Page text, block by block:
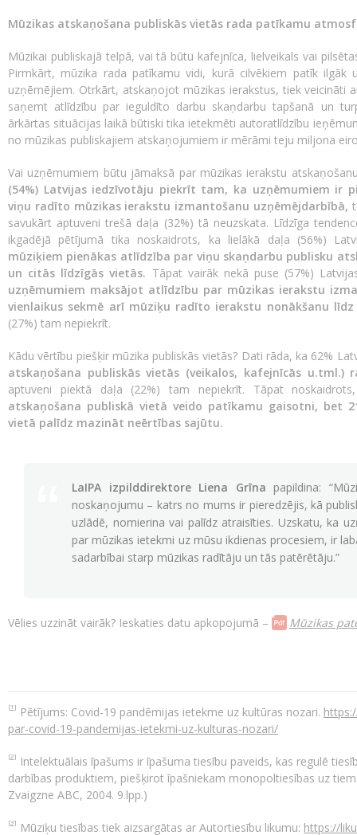
Mūzikas atskaņošana publiskās vietās rada patīkamu
Mūzikai publiskajā telpā, vai tā būtu kafejnīca, lielveikals vai
Pirmkārt, mūzika rada patīkamu vidi, kurā cilvēkiem patīk ilgāk
uzņēmējiem. Otrkārt, atskaņojot mūzikas ierakstus, tiek veicināti
saņemt atlīdzību par ieguldīto darbu skaņdarbu tapšanā un
ārkārtas situācijas laikā būtiski tika ietekmēti autoratlīdzību
no mūzikas publiskajiem atskaņojumiem ir mērāmi teju miljona
Vai uzņēmumiem būtu jāmaksā par mūzikas ierakstu
(54%) Latvijas iedzīvotāju piekrīt tam, ka uzņēmumiem ir
viņu radīto mūzikas ierakstu izmantošanu uzņēmējdarbībā,
savukārt aptuveni trešā daļa (32%) tā neuzskata. Līdzīga
ikgadējā pētījumā tika noskaidrots, ka lielākā daļa (56%)
mūziķiem pienākas atlīdzība par viņu skaņdarbu publisku
un citās līdzīgās vietās. Tāpat vairāk nekā puse (57%)
uzņēmumiem maksājot atlīdzību par mūzikas ierakstu
vienlaikus sekmē arī mūziķu radīto ierakstu nonākšanu
(27%) tam nepiekrīt.
Kādu vērtību piešķir mūzika publiskās vietās? Dati rāda, ka 62%
atskaņošana publiskās vietās (veikalos, kafejnīcās
aptuveni piektā daļa (22%) tam nepiekrīt. Tāpat
atskaņošana publiskā vietā veido patīkamu gaisotni, bet
vietā palīdz mazināt neērtības sajūtu.
LaIPA izpilddirektore Liena Grīna papildina:
noskaņojumu – katrs no mums ir pieredzējis, kā
uzlādē, nomierina vai palīdz atraisīties. Uzskatu, ka
par mūzikas ietekmi uz mūsu ikdienas procesiem, ir
sadarbībai starp mūzikas radītāju un tās patērētāju.”
Vēlies uzzināt vairāk? Ieskaties datu apkopojumā – Mūzikas
[1] Pētījums: Covid-19 pandēmijas ietekme uz kultūras nozari.
par-covid-19-pandemijas-ietekmi-uz-kulturas-nozari/
[2]
Intelektuālais īpašums ir īpašuma tiesību paveids, kas regulē
darbības produktiem, piešķirot īpašniekam monopoltiesības uz
Zvaigzne ABC, 2004. 9.lpp.)
[3] Mūziķu tiesības tiek aizsargātas ar Autortiesību likumu: https://